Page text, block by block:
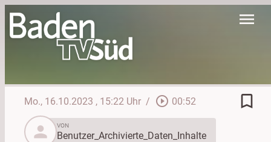
menu
Mo., 16.10.2023 , 15:22 Uhr / play_circle_outline 00:52
bookmark_border
person
VON
Benutzer_Archivierte_Daten_Inhalte